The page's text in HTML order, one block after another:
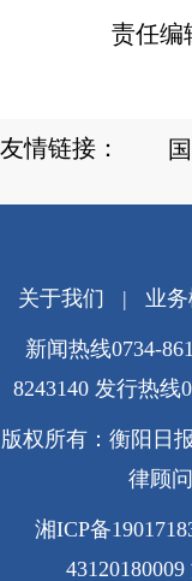
责任编
友情链接：
关于我们 | 业
新闻热线0734-
8243140 发行热线
版权所有：衡阳日
律顾
湘ICP备
43120180009